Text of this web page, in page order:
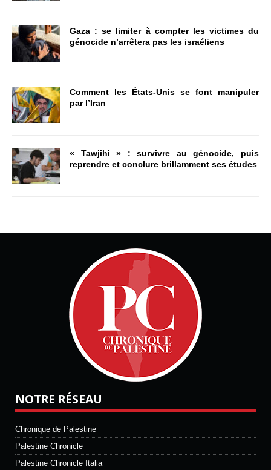
Gaza : se limiter à compter les victimes du
génocide n’arrêtera pas les israéliens
Comment les États-Unis se font manipuler
par l’Iran
« Tawjihi » : survivre au génocide, puis
reprendre et conclure brillamment ses études
NOTRE RÉSEAU
Chronique de Palestine
Palestine Chronicle
Palestine Chronicle Italia